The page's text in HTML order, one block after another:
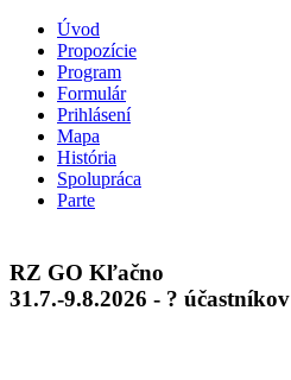
Úvod
Propozície
Program
Formulár
Prihlásení
Mapa
História
Spolupráca
Parte
RZ GO Kľačno
31.7.-9.8.2026 - ? účastníkov